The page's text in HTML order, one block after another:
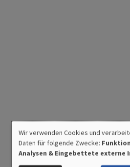
VERWENDUNG
PERSONENBEZOGENER
DATEN
Wir verwenden Cookies und
Daten für folgende Zwecke:
Analysen & Eingebettete externe